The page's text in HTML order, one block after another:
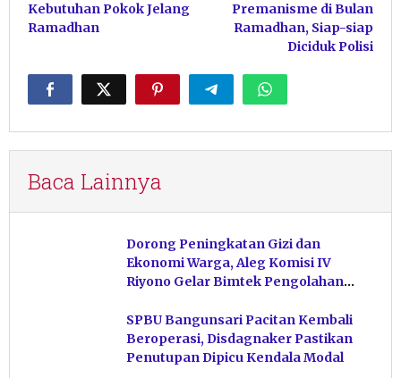
Kebutuhan Pokok Jelang
Ramadhan
Premanisme di Bulan
Ramadhan, Siap-siap
Diciduk Polisi
Baca Lainnya
Dorong Peningkatan Gizi dan
Ekonomi Warga, Aleg Komisi IV
Riyono Gelar Bimtek Pengolahan
SPBU Bangunsari Pacitan Kembali
Beroperasi, Disdagnaker Pastikan
Penutupan Dipicu Kendala Modal